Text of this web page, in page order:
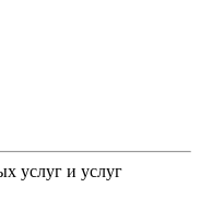
услуг и услуг